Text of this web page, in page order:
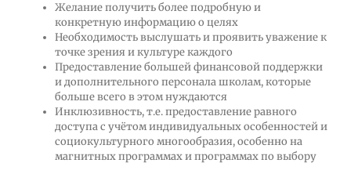
Желание получить более подробную и
конкретную информацию о целях
Необходимость выслушать и проявить уважение к
точке зрения и культуре каждого
Предоставление большей финансовой поддержки
и дополнительного персонала школам, которые
больше всего в этом нуждаются
Инклюзивность, т.е. предоставление равного
доступа с учётом индивидуальных особенностей и
социокультурного многообразия, особенно на
магнитных программах и программах по выбору